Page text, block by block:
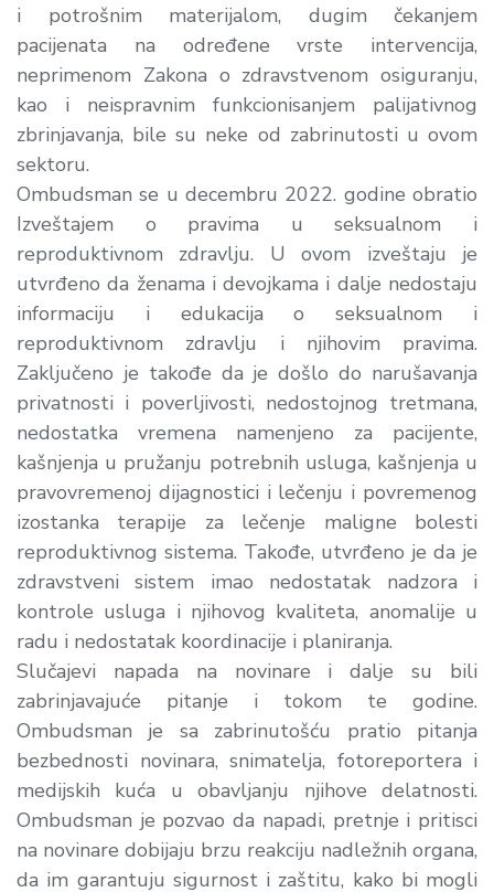
i potrošnim materijalom, dugim čekanjem
pacijenata na određene vrste intervencija,
neprimenom Zakona o zdravstvenom osiguranju,
kao i neispravnim funkcionisanjem palijativnog
zbrinjavanja, bile su neke od zabrinutosti u ovom
sektoru.
Ombudsman se u decembru 2022. godine obratio
Izveštajem o pravima u seksualnom i
reproduktivnom zdravlju. U ovom izveštaju je
utvrđeno da ženama i devojkama i dalje nedostaju
informaciju i edukacija o seksualnom i
reproduktivnom zdravlju i njihovim pravima.
Zaključeno je takođe da je došlo do narušavanja
privatnosti i poverljivosti, nedostojnog tretmana,
nedostatka vremena namenjeno za pacijente,
kašnjenja u pružanju potrebnih usluga, kašnjenja u
pravovremenoj dijagnostici i lečenju i povremenog
izostanka terapije za lečenje maligne bolesti
reproduktivnog sistema. Takođe, utvrđeno je da je
zdravstveni sistem imao nedostatak nadzora i
kontrole usluga i njihovog kvaliteta, anomalije u
radu i nedostatak koordinacije i planiranja.
Slučajevi napada na novinare i dalje su bili
zabrinjavajuće pitanje i tokom te godine.
Ombudsman je sa zabrinutošću pratio pitanja
bezbednosti novinara, snimatelja, fotoreportera i
medijskih kuća u obavljanju njihove delatnosti.
Ombudsman je pozvao da napadi, pretnje i pritisci
na novinare dobijaju brzu reakciju nadležnih organa,
da im garantuju sigurnost i zaštitu, kako bi mogli